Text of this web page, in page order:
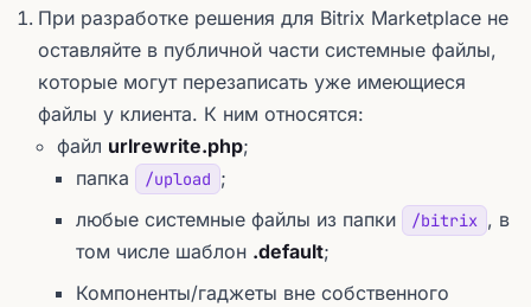
При разработке решения для Bitrix Marketplace не
оставляйте в публичной части системные файлы,
которые могут перезаписать уже имеющиеся
файлы у клиента. К ним относятся:
файл urlrewrite.php;
папка
/upload ;
любые системные файлы из папки
/bitrix , в
том числе шаблон .default;
Компоненты/гаджеты вне собственного